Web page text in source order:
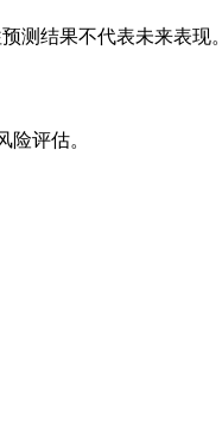
测结果不代表未来表现。
评估。